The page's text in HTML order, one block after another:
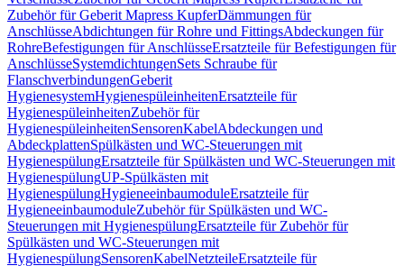
Zubehör für Geberit Mapress KupferDämmungen für
AnschlüsseAbdichtungen für Rohre und FittingsAbdeckungen für
RohreBefestigungen für AnschlüsseErsatzteile für Befestigungen für
AnschlüsseSystemdichtungenSets Schraube für
FlanschverbindungenGeberit
HygienesystemHygienespüleinheitenErsatzteile für
HygienespüleinheitenZubehör für
HygienespüleinheitenSensorenKabelAbdeckungen und
AbdeckplattenSpülkästen und WC-Steuerungen mit
HygienespülungErsatzteile für Spülkästen und WC-Steuerungen mit
HygienespülungUP-Spülkästen mit
HygienespülungHygieneeinbaumoduleErsatzteile für
HygieneeinbaumoduleZubehör für Spülkästen und WC-
Steuerungen mit HygienespülungErsatzteile für Zubehör für
Spülkästen und WC-Steuerungen mit
HygienespülungSensorenKabelNetzteileErsatzteile für